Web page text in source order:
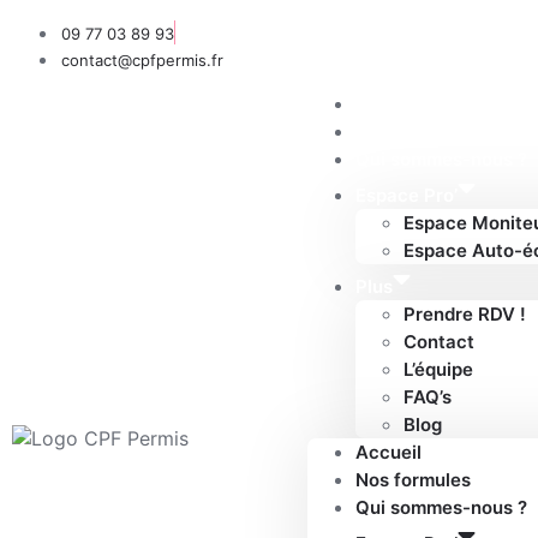
09 77 03 89 93
contact@cpfpermis.fr
Espace
Espace Auto-
Prendre RDV !
Contact
L’équipe
FAQ’s
Blog
Accueil
Nos formules
Qui sommes-nous ?